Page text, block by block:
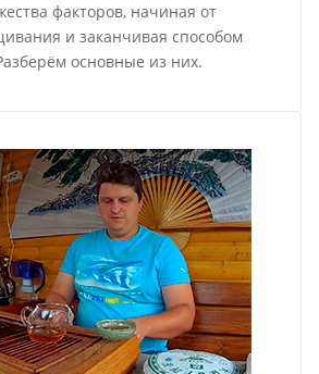
факторов, начиная от
и заканчивая способом
основные из них.